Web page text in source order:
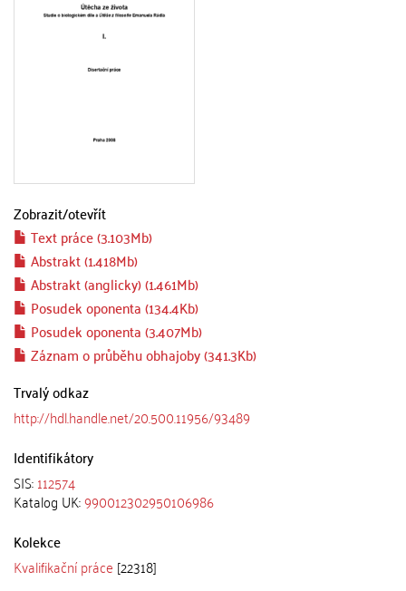
Zobrazit/otevřít
Text práce (3.103Mb)
Abstrakt (1.418Mb)
Abstrakt (anglicky) (1.461Mb)
Posudek oponenta (134.4Kb)
Posudek oponenta (3.407Mb)
Záznam o průběhu obhajoby (341.3Kb)
Trvalý odkaz
http://hdl.handle.net/20.500.11956/93489
Identifikátory
SIS:112574
Katalog UK:990012302950106986
Kolekce
Kvalifikační práce [22318]